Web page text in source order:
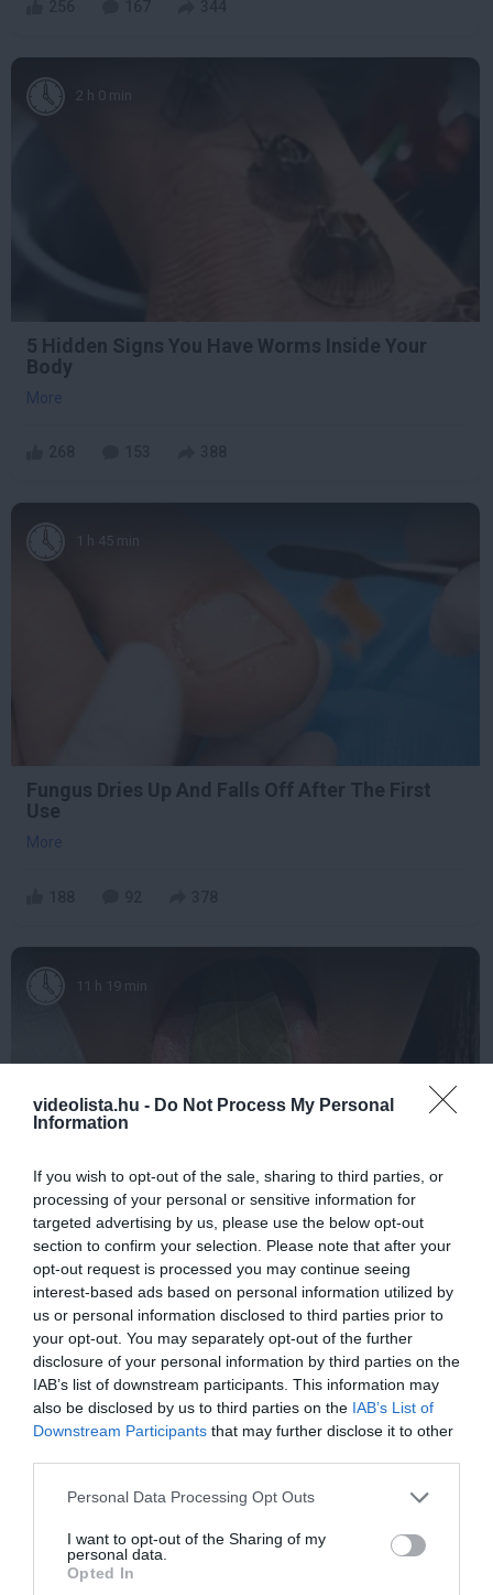
videolista.hu - Do Not Process My Personal
Information
If you wish to opt-out of the sale, sharing to third parties, or
processing of your personal or sensitive information for
targeted advertising by us, please use the below opt-out
section to confirm your selection. Please note that after your
opt-out request is processed you may continue seeing
interest-based ads based on personal information utilized by
us or personal information disclosed to third parties prior to
your opt-out. You may separately opt-out of the further
disclosure of your personal information by third parties on the
IAB’s list of downstream participants. This information may
also be disclosed by us to third parties on the IAB’s List of
Downstream Participants that may further disclose it to other
Please note that this website/app uses one or more Google
not limited to your visit or usage behaviour. You may click to
grant or deny consent to Google and its third-party tags to
use your data for below specified purposes in below Google
Personal Data Processing Opt Outs
I want to opt-out of the Sharing of my
personal data.
Opted In
2 h 0 min
5 Hidden Signs You Have Worms Inside Your
Body
More
1 h 45 min
Fungus Dries Up And Falls Off After The First
Use
More
11 h 19 min
This Simple Trick Removes All Parasites From
Your Body!
More
275 93 127
11 h 29 min